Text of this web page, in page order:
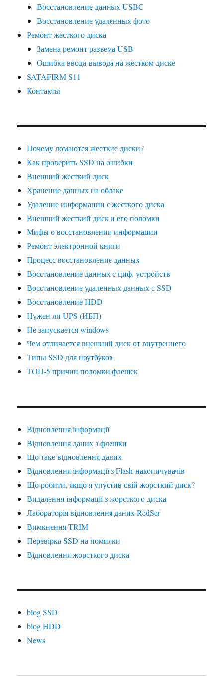
Восстановление данных USBC
Восстановление удаленных фото
Ремонт жесткого диска
Замена ремонт разъема USB
Ошибка ввода-вывода на жестком диске
SATAFIRM S11
Контакты
Почему ломаются жесткие диски?
Как проверить SSD на ошибки
Внешний жесткий диск
Хранение данных на облаке
Удаление информации с жесткого диска
Внешний жесткий диск и его поломки
Мифы о восстановлении информации
Ремонт электронной книги
Процесс восстановление данных
Восстановление данных с циф. устройств
Восстановление удаленных данных с SSD
Восстановление HDD
Нужен ли UPS (ИБП)
Не запускается windows
Чем отличается внешний диск от внутреннего
Типы SSD для ноутбуков
ТОП-5 причин поломки флешек
Відновлення інформації
Відновлення даних з флешки
Що таке відновлення даних
Відновлення інформації з Flash-накопичувачів
Що робити, якщо я упустив свій жорсткий диск?
Видалення інформації з жорсткого диска
Лабораторія відновлення даних RedSer
Вимкнення TRIM
Перевірка SSD на помилки
Відновлення жорсткого диска
blog SSD
blog HDD
News